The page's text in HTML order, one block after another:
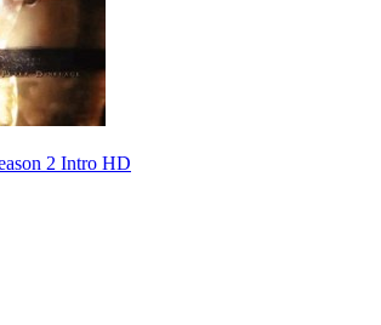
2 Intro HD